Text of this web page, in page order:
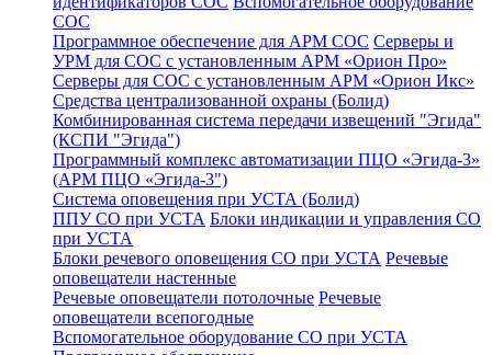
СОС
Программное обеспечение для АРМ СОС Серверы и
УРМ для СОС с установленным АРМ «Орион Про»
Серверы для СОС с установленным АРМ «Орион Икс»
Средства централизованной охраны (Болид)
Комбинированная система передачи извещений "Эгида"
(КСПИ "Эгида")
Программный комплекс автоматизации ПЦО «Эгида-3»
(АРМ ПЦО «Эгида-3")
Система оповещения при УСТА (Болид)
ППУ СО при УСТА Блоки индикации и управления СО
при УСТА
Блоки речевого оповещения СО при УСТА Речевые
оповещатели настенные
Речевые оповещатели потолочные Речевые
оповещатели всепогодные
Вспомогательное оборудование СО при УСТА